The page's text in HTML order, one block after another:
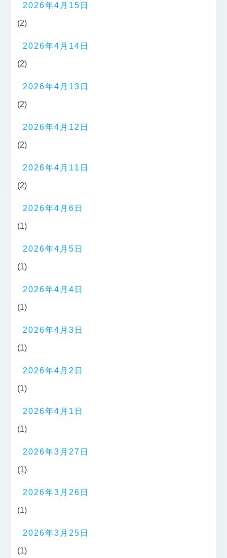
2026年4月15日
(2)
2026年4月14日
(2)
2026年4月13日
(2)
2026年4月12日
(2)
2026年4月11日
(2)
2026年4月6日
(1)
2026年4月5日
(1)
2026年4月4日
(1)
2026年4月3日
(1)
2026年4月2日
(1)
2026年4月1日
(1)
2026年3月27日
(1)
2026年3月26日
(1)
2026年3月25日
(1)